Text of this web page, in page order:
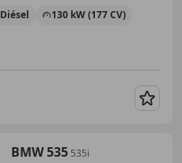
Diésel 130 kW (177 CV)
BMW 535 535i